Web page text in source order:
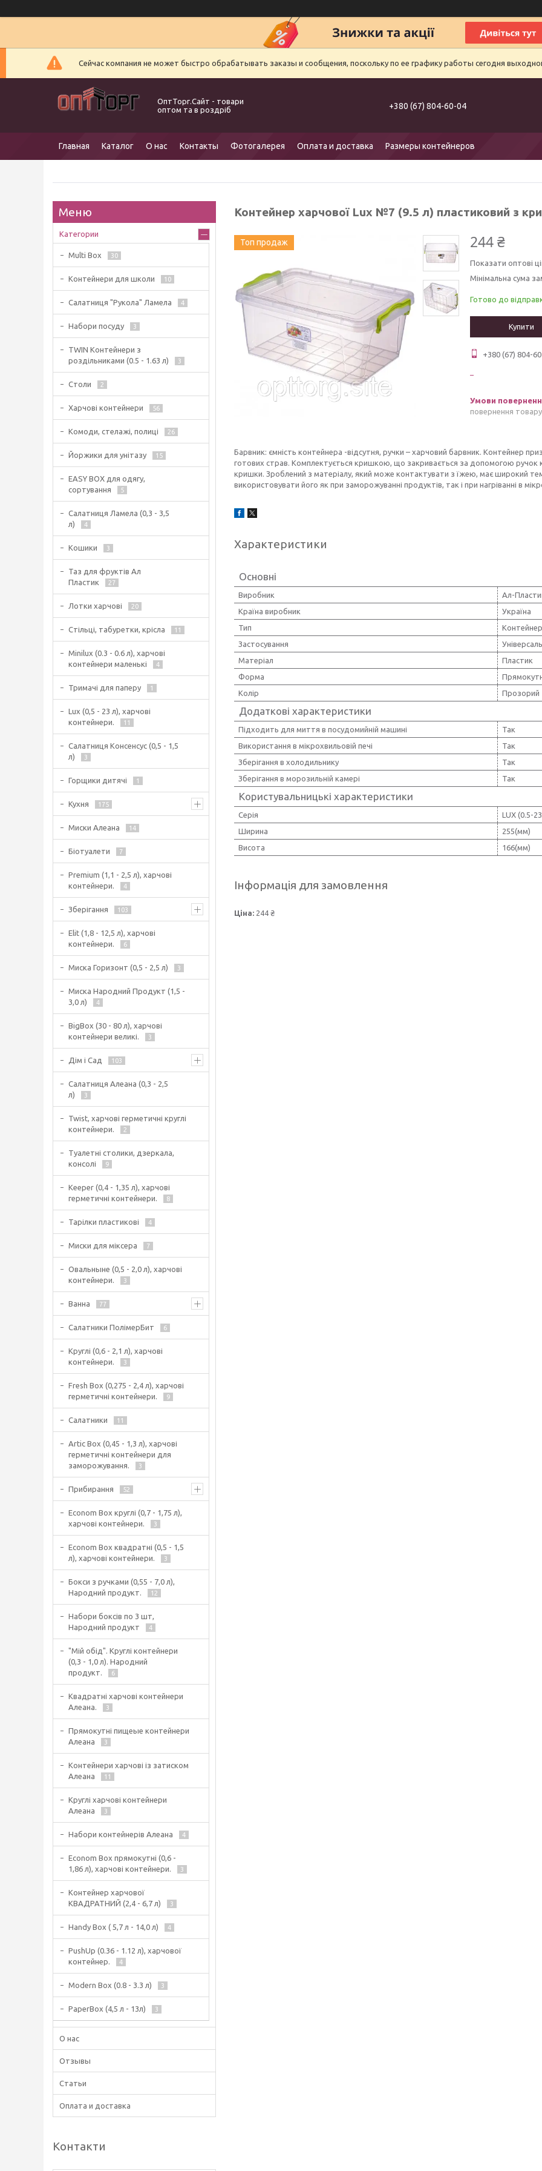
Сейчас компания не может быстро обрабатывать заказы и сообщения, поскольку по ее графику работы сегодня
ОптТорг.Сайт - товари
оптом та в роздріб
+380 (67) 804-60-04
Главная Каталог О нас Контакты Фотогалерея Оплата и доставка Размеры контейнеров
Контейнер харчової Lux №7 (9.5 л) пластиковий з
Топ продаж 244 ₴
Показати оптові
Мінімальна сума
Готово до
Купити
+380 (67) 804-
повернення
Барвник: ємність контейнера -відсутня, ручки – харчовий барвник. Контейнер
готових страв. Комплектується кришкою, що закривається за допомогою
кришки. Зроблений з матеріалу, який може контактувати з їжею, має широкий
використовувати його як при заморожуванні продуктів, так і при нагріванні в
Характеристики
Основні
Виробник
Ал-
Країна виробник
Україна
Тип
Застосування
Матеріал
Пластик
Форма
Колір
Прозорий
Додаткові характеристики
Підходить для миття в посудомийній машині
Так
Використання в мікрохвильовій печі
Так
Зберігання в холодильнику
Так
Зберігання в морозильній камері
Так
Користувальницькі характеристики
Серія
LUX (0.5-
Ширина
255(мм)
Висота
166(мм)
Інформація для замовлення
Ціна: 244 ₴
Категории
Multi Box 30
Контейнери для школи 10
Салатниця "Рукола" Ламела 4
Набори посуду 3
TWIN Контейнери з
роздільниками (0.5 - 1.63 л)
3
Столи 2
Харчові контейнери 56
Комоди, стелажі, полиці 26
Йоржики для унітазу 15
EASY BOX для одягу,
сортування
5
Салатниця Ламела (0,3 - 3,5
л)
4
Кошики 3
Таз для фруктів Ал
Пластик
27
Лотки харчові 20
Стільці, табуретки, крісла 11
Minilux (0.3 - 0.6 л), харчові
контейнери маленькі
4
Тримачі для паперу 1
Lux (0,5 - 23 л), харчові
контейнери.
11
Салатниця Консенсус (0,5 - 1,5
л)
3
Горщики дитячі 1
Кухня 175
Миски Алеана 14
Біотуалети 7
Premium (1,1 - 2,5 л), харчові
контейнери.
4
Зберігання 103
Elit (1,8 - 12,5 л), харчові
контейнери.
6
Миска Горизонт (0,5 - 2,5 л) 3
Миска Народний Продукт (1,5 -
3,0 л)
4
BigBox (30 - 80 л), харчові
контейнери великі.
3
Дім і Сад 103
Салатниця Алеана (0,3 - 2,5
л)
3
Twist, харчові герметичні круглі
контейнери.
2
Туалетні столики, дзеркала,
консолі
9
Keeper (0,4 - 1,35 л), харчові
герметичні контейнери.
8
Тарілки пластикові 4
Миски для міксера 7
Овальныне (0,5 - 2,0 л), харчові
контейнери.
3
Ванна 77
Салатники ПолімерБит 6
Круглі (0,6 - 2,1 л), харчові
контейнери.
3
Fresh Box (0,275 - 2,4 л), харчові
герметичні контейнери.
9
Салатники 11
Artic Box (0,45 - 1,3 л), харчові
герметичні контейнери для
заморожування.
3
Прибирання 52
Econom Box круглі (0,7 - 1,75 л),
харчові контейнери.
3
Econom Box квадратні (0,5 - 1,5
л), харчові контейнери.
3
Бокси з ручками (0,55 - 7,0 л),
Народний продукт.
12
Набори боксів по 3 шт,
Народний продукт
4
"Мій обід". Круглі контейнери
(0,3 - 1,0 л). Народний
продукт.
6
Квадратні харчові контейнери
Алеана.
3
Прямокутні пищеые контейнери
Алеана
3
Контейнери харчові із затиском
Алеана
11
Круглі харчові контейнери
Алеана
3
Набори контейнерів Алеана 4
Econom Box прямокутні (0,6 -
1,86 л), харчові контейнери.
3
Контейнер харчової
КВАДРАТНИЙ (2,4 - 6,7 л)
3
Handy Box ( 5,7 л - 14,0 л) 4
PushUp (0.36 - 1.12 л), харчової
контейнер.
4
Modern Box (0.8 - 3.3 л) 3
PaperBox (4,5 л - 13л) 3
О нас
Отзывы
Статьи
Оплата и доставка
Контакти